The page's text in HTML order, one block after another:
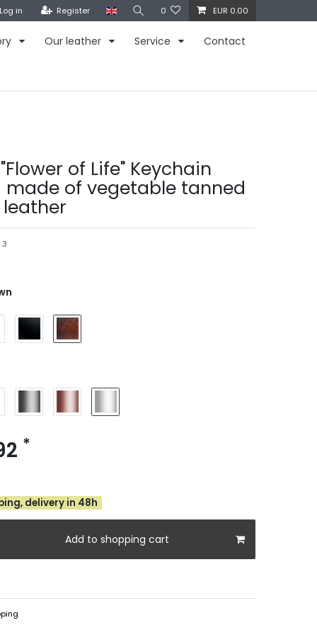
Log in Register 0 EUR 0.00
Our leather Service Contact
"Flower of Life" Keychain
made of vegetable tanned
*
delivery in 48h
Add to shopping cart